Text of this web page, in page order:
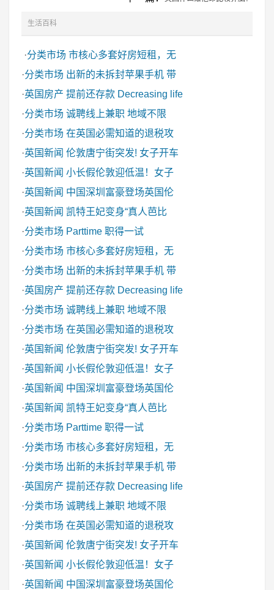
生活百科
·分类市场 市核心多套好房短租，无
·分类市场 出新的未拆封苹果手机 带
·英国房产 提前还存款 Decreasing life
·分类市场 诚聘线上兼职 地域不限
·分类市场 在英国必需知道的退税攻
·英国新闻 伦敦唐宁街突发! 女子开车
·英国新闻 小长假伦敦迎低温！女子
·英国新闻 中国深圳富豪登场英国伦
·英国新闻 凯特王妃变身“真人芭比
·分类市场 Parttime 职得一试
·分类市场 市核心多套好房短租，无
·分类市场 出新的未拆封苹果手机 带
·英国房产 提前还存款 Decreasing life
·分类市场 诚聘线上兼职 地域不限
·分类市场 在英国必需知道的退税攻
·英国新闻 伦敦唐宁街突发! 女子开车
·英国新闻 小长假伦敦迎低温！女子
·英国新闻 中国深圳富豪登场英国伦
·英国新闻 凯特王妃变身“真人芭比
·分类市场 Parttime 职得一试
·分类市场 市核心多套好房短租，无
·分类市场 出新的未拆封苹果手机 带
·英国房产 提前还存款 Decreasing life
·分类市场 诚聘线上兼职 地域不限
·分类市场 在英国必需知道的退税攻
·英国新闻 伦敦唐宁街突发! 女子开车
·英国新闻 小长假伦敦迎低温！女子
·英国新闻 中国深圳富豪登场英国伦